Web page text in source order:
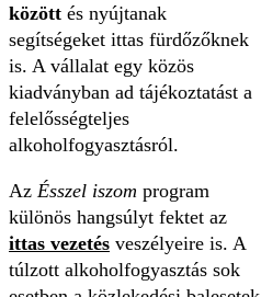
között és nyújtanak
segítségeket ittas fürdőzőknek
is. A vállalat egy közös
kiadványban ad tájékoztatást a
felelősségteljes
alkoholfogyasztásról.
Az Ésszel iszom program
különös hangsúlyt fektet az
ittas vezetés veszélyeire is. A
túlzott alkoholfogyasztás sok